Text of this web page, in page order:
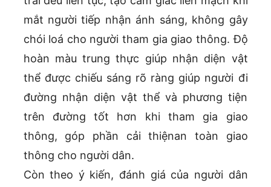
mắt người tiếp nhận ánh sáng, không gây
chói loá cho người tham gia giao thông. Độ
hoàn màu trung thực giúp nhận diện vật
thể được chiếu sáng rõ ràng giúp người đi
đường nhận diện vật thể và phương tiện
trên đường tốt hơn khi tham gia giao
thông, góp phần cải thiệnan toàn giao
thông cho người dân.
Còn theo ý kiến, đánh giá của người dân